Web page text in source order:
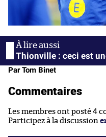
Thionville : ceci est
Par Tom Binet
Commentaires
Les membres ont posté 4
Participez à la discussion